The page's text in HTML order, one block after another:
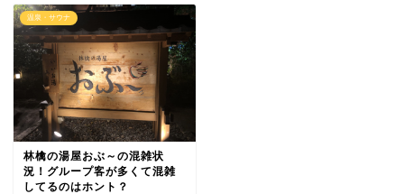
温泉・サウナ
林檎の湯屋おぶ～の混雑状
況！グループ客が多くて混雑
してるのはホント？